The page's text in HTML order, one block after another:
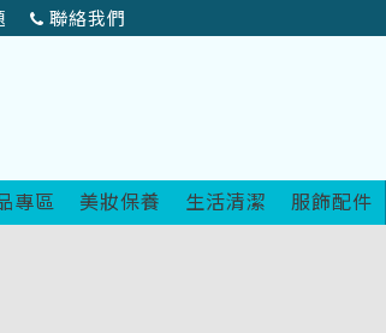
聯絡我們
專區 美妝保養 生活清潔 服飾配件